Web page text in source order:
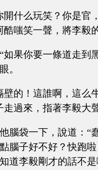
開什么玩笑？你是官
酷嗤笑一聲，將李毅
如果你要一條道走到
。
壁的！這誰啊，這么
走過來，指著李毅大
腦袋一下，說道：“
腦子好不好？快跑
道李毅剛才的話不